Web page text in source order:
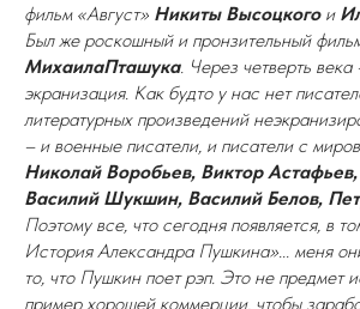
фильм «Август» Никиты Высоцкого и
Был же роскошный и пронзительный
МихаилаПташука. Через четверть века
экранизация. Как будто у нас нет
литературных произведений
– и военные писатели, и писатели с
Николай Воробьев, Виктор
Василий Шукшин, Василий Белов,
Поэтому все, что сегодня появляется, в
История Александра Пушкина»... меня
то, что Пушкин поет рэп. Это не предмет
пример хорошей коммерции, чтобы